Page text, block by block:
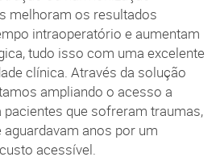
melhoram os resultados
intraoperatório e aumentam
tudo isso com uma excelente
clínica. Através da solução
ampliando o acesso a
pacientes que sofreram traumas,
aguardavam anos por um
acessível.